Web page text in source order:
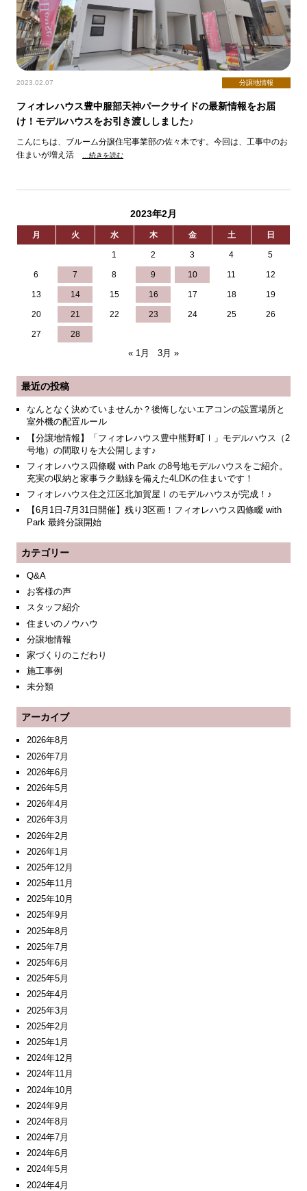
2023.02.07 分譲地情報
フィオレハウス豊中服部天神パークサイドの最新情報をお届
け！モデルハウスをお引き渡ししました♪
こんにちは、ブルーム分譲住宅事業部の佐々木です。今回は、工事中のお
住まいが増え活
…続きを読む
2023年2月
月 火 水 木 金 土 日
1 2 3 4 5
6 7 8 9 10 11 12
13 14 15 16 17 18 19
20 21 22 23 24 25 26
27 28
« 1月 3月 »
最近の投稿
なんとなく決めていませんか？後悔しないエアコンの設置場所と
室外機の配置ルール
【分譲地情報】「フィオレハウス豊中熊野町Ⅰ」モデルハウス（2
号地）の間取りを大公開します♪
フィオレハウス四條畷 with Park の8号地モデルハウスをご紹介。
充実の収納と家事ラク動線を備えた4LDKの住まいです！
フィオレハウス住之江区北加賀屋Ⅰのモデルハウスが完成！♪
【6月1日-7月31日開催】残り3区画！フィオレハウス四條畷 with
Park 最終分譲開始
カテゴリー
Q&A
お客様の声
スタッフ紹介
住まいのノウハウ
分譲地情報
家づくりのこだわり
施工事例
未分類
アーカイブ
2026年8月
2026年7月
2026年6月
2026年5月
2026年4月
2026年3月
2026年2月
2026年1月
2025年12月
2025年11月
2025年10月
2025年9月
2025年8月
2025年7月
2025年6月
2025年5月
2025年4月
2025年3月
2025年2月
2025年1月
2024年12月
2024年11月
2024年10月
2024年9月
2024年8月
2024年7月
2024年6月
2024年5月
2024年4月